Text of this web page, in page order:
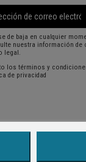
de baja en cualquier
nuestra información de
legal.
lostérminos y
de privacidad